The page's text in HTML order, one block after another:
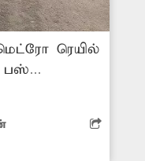
ரெயில்
பஸ்
பஸ் ஏற